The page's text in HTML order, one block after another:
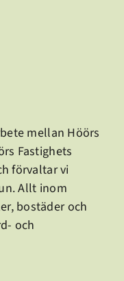
mellan Höörs
Fastighets
förvaltar vi
Allt inom
bostäder och
och